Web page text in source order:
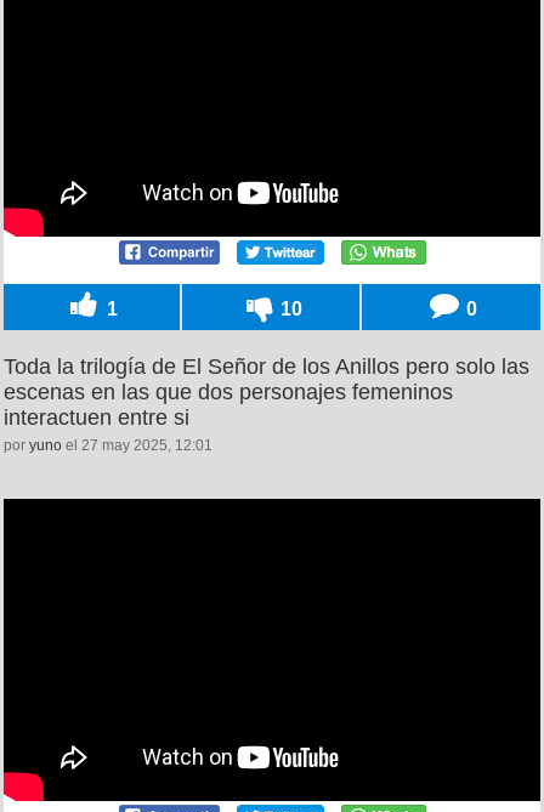
1 10 0
Toda la trilogía de El Señor de los Anillos pero solo las
escenas en las que dos personajes femeninos
interactuen entre si
por yuno el 27 may 2025, 12:01